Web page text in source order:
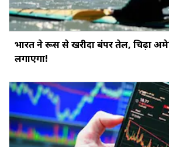
भारत ने रूस से खरीदा बंपर तेल, चिढ़ा
लगाएगा!